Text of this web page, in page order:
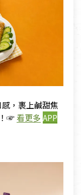
，裹上鹹甜焦
☞看更多 APP